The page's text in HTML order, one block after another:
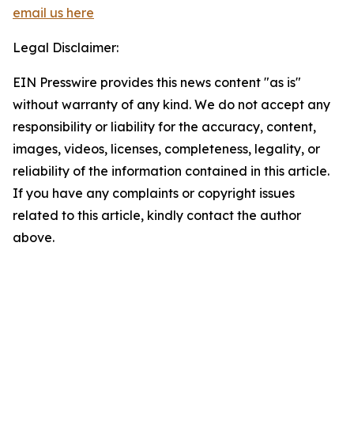
email us here
Legal Disclaimer:
EIN Presswire provides this news content "as is"
without warranty of any kind. We do not accept any
responsibility or liability for the accuracy, content,
images, videos, licenses, completeness, legality, or
reliability of the information contained in this article.
If you have any complaints or copyright issues
related to this article, kindly contact the author
above.